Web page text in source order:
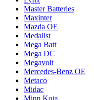
Master Batteries
Maxinter
Mazda OE
Medalist
Mega Batt
Mega DC
Megavolt
Mercedes-Benz OE
Metaco
Midac